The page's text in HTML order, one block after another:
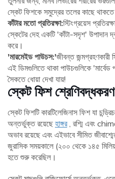
স্কেট ফিশকে সমুদ্রের তলের কাছে
কাঁটার মতো প্রতিরক্ষা:স্টিংগ্রয়েস
স্কেটের দেহ একটি 'কাঁটা-সদৃশ' উপাদান
করে।
'মারমেইড পাউচস:'জীবন্ত জন্মগ্রহণকারী
এই ডিমগুলিতে থাকা পাউচগুলিকে
সৈকতে ধোয়া দেখা যায়!
স্কেট ফিশ শ্রেণিবদ্ধকরণ
স্কেট ফিশটি কারটিলেজিনাস ফিশ যা
অন্তর্ভুক্ত রয়েছে হাঙ্গর, রশ্মি এবং
অভাব রয়েছে এবং এইভাবে সীমিত
জুরাসিক সময়কালে (২০০ থেকে ১৪৫
হতে শুরু করেছিল।